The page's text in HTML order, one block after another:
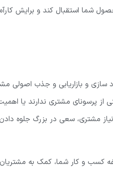
شما استقبال کند و برایش
سازی و بازاریابی و جذب اصولی
پرسونای مشتری ندارند یا
مشتری، سعی در بزرگ جلوه
کسب و کار شما، کمک به